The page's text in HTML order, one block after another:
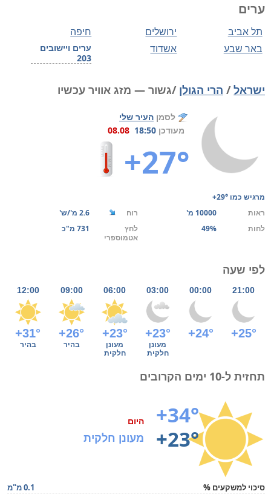
ערים
חיפה ירושלים תל אביב
ערים ויישובים
203
אשדוד באר שבע
ישראל/ הרי הגולן /גשור — מזג אוויר עכשיו
לסמן העיר שלי
מעודכן 18:50
08.08
+27°
מרגיש כמו +29°
ראות
10000 מ' רוח
2.6 מ'/ש'
לחות
49%
לחץ
אטמוספרי
731 מ"כ
לפי שעה
21:00
00:00
03:00
06:00
09:00
12:00
+25°
+24°
+23°
+23°
+26°
+31°
מעונן
חלקית
מעונן
חלקית
בהיר בהיר
תחזית ל-10 ימים הקרובים
+34°
+23°
היום
מעונן חלקית
סיכוי למשקעים %
0.1 מ"מ